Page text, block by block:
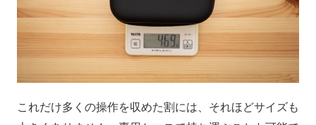
これだけ多くの操作を収めた割には、それほどサイズも